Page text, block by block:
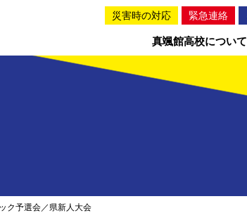
真颯館高校について
災害時の対応 緊急連絡
ク予選会／県新人大会